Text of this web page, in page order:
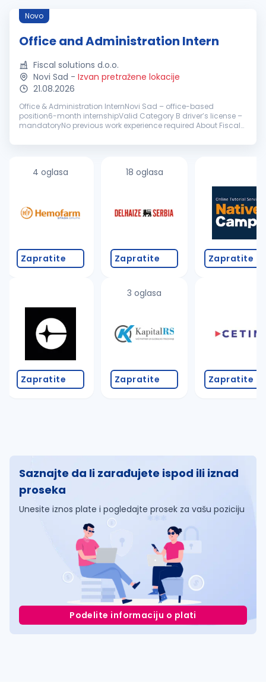
Novo
Office and Administration Intern
Fiscal solutions d.o.o.
Novi Sad - Izvan pretražene lokacije
21.08.2026
Office & Administration InternNovi Sad – office-based
position6-month internshipValid Category B driver’s license –
mandatoryNo previous work experience required About Fiscal
specializing in c...
4 oglasa
Zapratite
Zapratite
18 oglasa
Zapratite
3 oglasa
Zapratite
Zapratite
Zapratite
Saznajte da li zarađujete ispod ili iznad
proseka
Unesite iznos plate i pogledajte prosek za vašu poziciju
Podelite informaciju o plati